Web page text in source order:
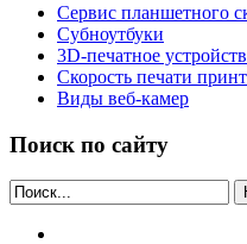
Сервис планшетного
Субноутбуки
3D-печатное
Скорость печати
Виды веб-камер
Поиск по сайту